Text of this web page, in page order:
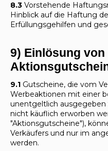
8.3 Vorstehende
Hinblick auf die Haftung
Erfüllungsgehilfen und
9) Einlösung von
9.1 Gutscheine, die vom
Werbeaktionen mit einer
unentgeltlich
nicht käuflich erworben
"Aktionsgutscheine"),
Verkäufers und nur im
werden.